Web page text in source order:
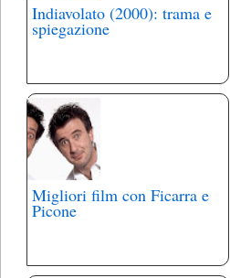
Indiavolato (2000): trama e
spiegazione
Migliori film con Ficarra e
Picone